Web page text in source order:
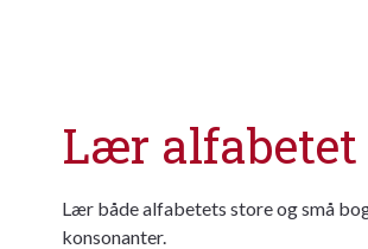
Lær alfabetet
Lær både alfabetets store og små
konsonanter.